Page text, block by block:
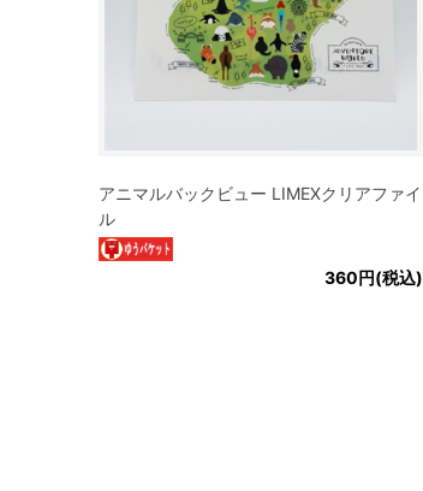
アニマルバックビュー LIMEXクリアファイ
ル
360円(税込)